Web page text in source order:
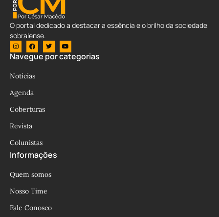
O portal dedicado a destacar a essência e o brilho da sociedade
sobralense.
Navegue por categorias
Notícias
Agenda
Coberturas
Revista
Colunistas
Informações
Quem somos
Nosso Time
Fale Conosco